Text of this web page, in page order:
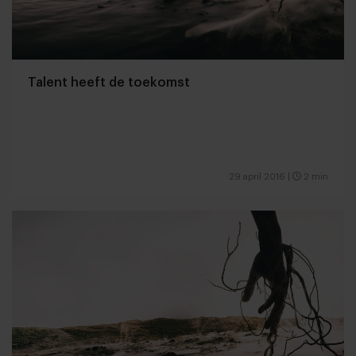
Talent heeft de toekomst
29 april 2016 2 min